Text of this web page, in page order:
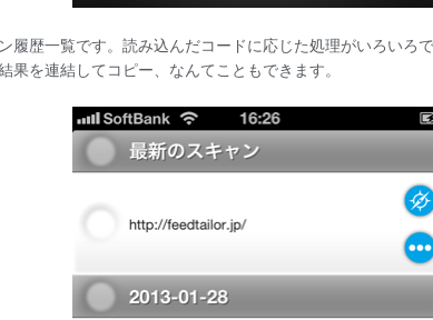
履歴一覧です。読み込んだコードに応じた処理がいろいろ
果を連結してコピー、なんてこともできます。